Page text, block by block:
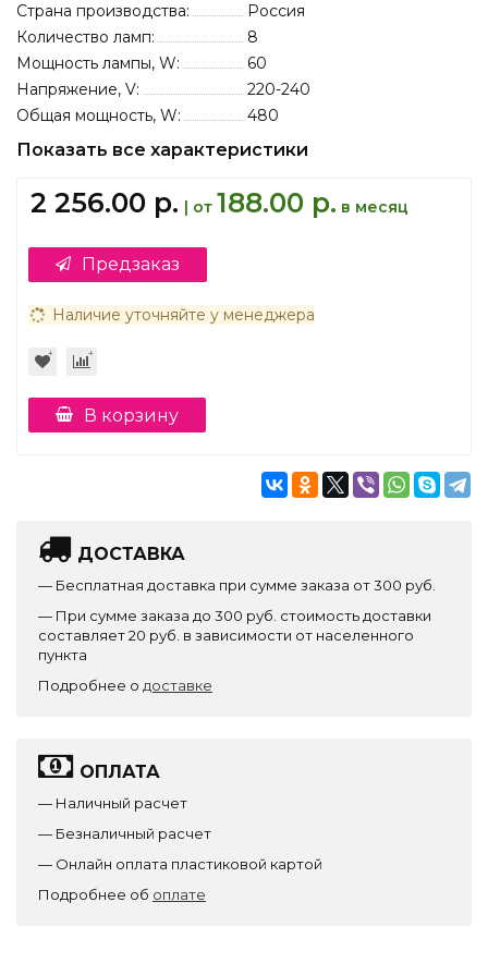
Страна производства:
Россия
Количество ламп:
8
Мощность лампы, W:
60
Напряжение, V:
220-240
Общая мощность, W:
480
Показать все характеристики
2 256.00 р. | от 188.00 р. в месяц
Предзаказ
Наличие уточняйте у менеджера
В корзину
ДОСТАВКА
— Бесплатная доставка при сумме заказа от 300 руб.
— При сумме заказа до 300 руб. стоимость доставки
составляет 20 руб. в зависимости от населенного
пункта
Подробнее о доставке
ОПЛАТА
— Наличный расчет
— Безналичный расчет
— Онлайн оплата пластиковой картой
Подробнее об оплате